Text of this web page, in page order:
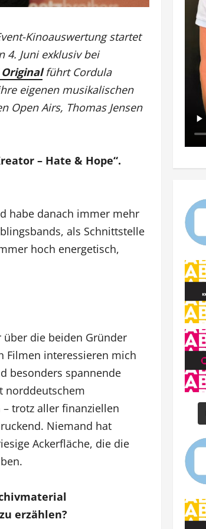
Kinoauswertung startet
4. Juni exklusiv bei
führt Cordula
eigenen musikalischen
Open Airs, Thomas Jensen
– Hate & Hope“.
habe danach immer mehr
als Schnittstelle
hoch energetisch,
die beiden Gründer
Filmen interessieren mich
besonders spannende
norddeutschem
– trotz aller finanziellen
Niemand hat
Ackerfläche, die die
erzählen?